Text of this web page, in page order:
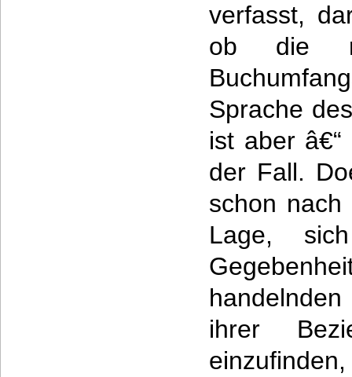
verfasst,
ob die
Sprache
ist aber
der Fall.
schon
Lage,
ihrer